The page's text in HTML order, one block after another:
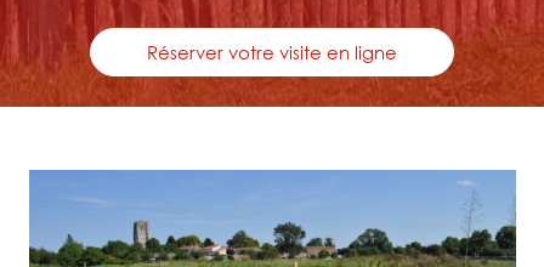
Réserver votre visite en ligne